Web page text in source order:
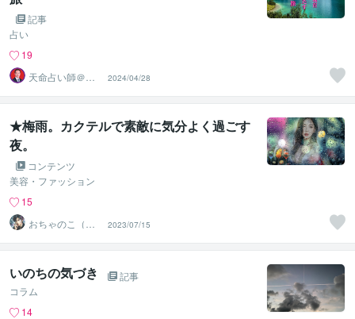
記事
占い
19
天命占い師＠藤
＊久国
2024/04/28
★梅雨。カクテルで素敵に気分よく過ごす
夜。
コンテンツ
美容・ファッション
15
おちゃのこ（御
茶乃子祭々）
2023/07/15
いのちの気づき
記事
コラム
14